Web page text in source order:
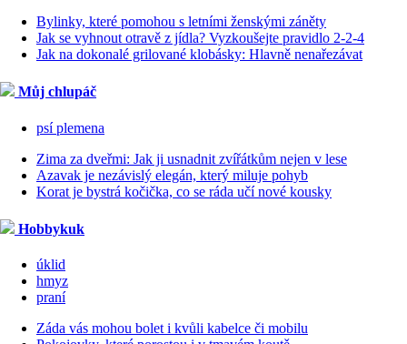
Bylinky, které pomohou s letními ženskými záněty
Jak se vyhnout otravě z jídla? Vyzkoušejte pravidlo 2-2-4
Jak na dokonalé grilované klobásky: Hlavně nenařezávat
Můj chlupáč
psí plemena
Zima za dveřmi: Jak ji usnadnit zvířátkům nejen v lese
Azavak je nezávislý elegán, který miluje pohyb
Korat je bystrá kočička, co se ráda učí nové kousky
Hobbykuk
úklid
hmyz
praní
Záda vás mohou bolet i kvůli kabelce či mobilu